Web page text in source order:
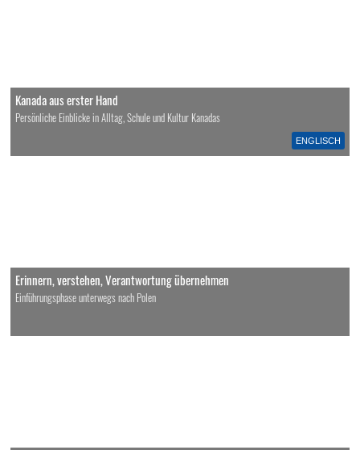
ENGLISCH
Kanada aus erster Hand
Persönliche Einblicke in Alltag, Schule und Kultur Kanadas
Erinnern, verstehen, Verantwortung übernehmen
Einführungsphase unterwegs nach Polen